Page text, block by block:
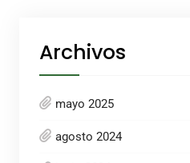
Archivos
mayo 2025
agosto 2024